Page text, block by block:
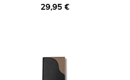
Prix ​​actuel
29,95 €